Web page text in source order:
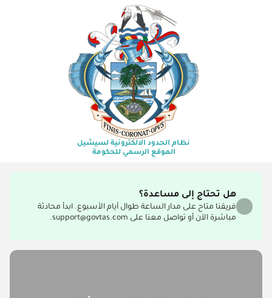
نظام الحدود الالكترونية لسيشيل
الموقع الرسمي للحكومة
هل تحتاج إلى مساعدة؟
فريقنا متاح على مدار الساعة طوال أيام الأسبوع. ابدأ محادثة
مباشرة الآن أو تواصل معنا على support@govtas.com.